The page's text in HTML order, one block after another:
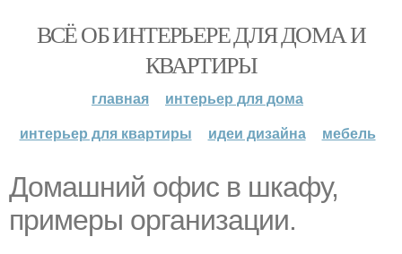
ВСЁ ОБ ИНТЕРЬЕРЕ ДЛЯ ДОМА И
КВАРТИРЫ
главная
интерьер для дома
интерьер для квартиры
идеи дизайна мебель
Домашний офис в шкафу,
примеры организации.